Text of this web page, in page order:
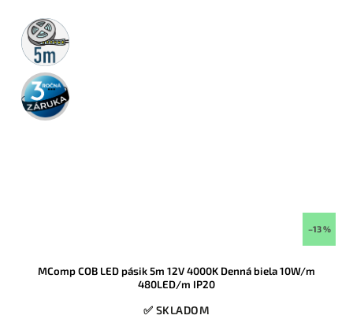
5m
rolka
3 roky
záruka
–13 %
MComp COB LED pásik 5m 12V 4000K Denná biela 10W/m
480LED/m IP20
✅ SKLADOM